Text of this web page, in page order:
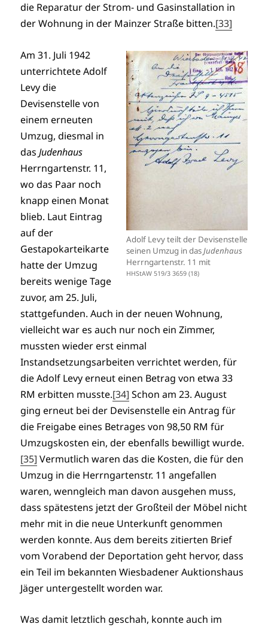
die Reparatur der Strom- und Gasinstallation in
der Wohnung in der Mainzer Straße bitten.[33]
Adolf Levy teilt der Devisenstelle
seinen Umzug in dasJudenhaus
Herrngartenstr. 11 mit
HHStAW 519/3 3659 (18)
Am 31. Juli 1942
unterrichtete Adolf
Levy die
Devisenstelle von
einem erneuten
Umzug, diesmal in
dasJudenhaus
Herrngartenstr. 11,
wo das Paar noch
knapp einen Monat
blieb. Laut Eintrag
auf der
Gestapokarteikarte
hatte der Umzug
bereits wenige Tage
zuvor, am 25. Juli,
stattgefunden. Auch in der neuen Wohnung,
vielleicht war es auch nur noch ein Zimmer,
mussten wieder erst einmal
Instandsetzungsarbeiten verrichtet werden, für
die Adolf Levy erneut einen Betrag von etwa 33
RM erbitten musste.[34] Schon am 23. August
ging erneut bei der Devisenstelle ein Antrag für
die Freigabe eines Betrages von 98,50 RM für
Umzugskosten ein, der ebenfalls bewilligt wurde.
[35] Vermutlich waren das die Kosten, die für den
Umzug in die Herrngartenstr. 11 angefallen
waren, wenngleich man davon ausgehen muss,
dass spätestens jetzt der Großteil der Möbel nicht
mehr mit in die neue Unterkunft genommen
werden konnte. Aus dem bereits zitierten Brief
vom Vorabend der Deportation geht hervor, dass
ein Teil im bekannten Wiesbadener Auktionshaus
Jäger untergestellt worden war.
Was damit letztlich geschah, konnte auch im